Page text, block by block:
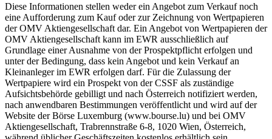
Diese Informationen stellen weder ein Angebot zum Verkauf noch
eine Aufforderung zum Kauf oder zur Zeichnung von Wertpapieren
der OMV Aktiengesellschaft dar. Ein Angebot von Wertpapieren der
OMV Aktiengesellschaft kann im EWR ausschließlich auf
Grundlage einer Ausnahme von der Prospektpflicht erfolgen und
unter der Bedingung, dass kein Angebot und kein Verkauf an
Kleinanleger im EWR erfolgen darf. Für die Zulassung der
Wertpapiere wird ein Prospekt von der CSSF als zuständige
Aufsichtsbehörde gebilligt und nach Österreich notifiziert werden,
nach anwendbaren Bestimmungen veröffentlicht und wird auf der
Website der Börse Luxemburg (www.bourse.lu) und bei OMV
Aktiengesellschaft, Trabrennstraße 6-8, 1020 Wien, Österreich,